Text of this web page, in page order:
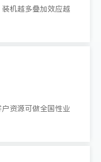
机越多叠加效应越
资源可做全国性业